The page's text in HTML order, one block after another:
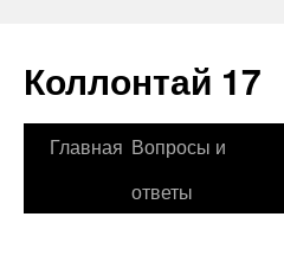
Коллонтай 17
Главная Вопросы и
ответы